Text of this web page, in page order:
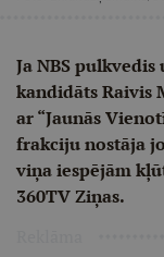
Ja NBS
kandidāts Raivis
ar “Jaunās
frakciju nostāja
viņa iespējām
360TV Ziņas.